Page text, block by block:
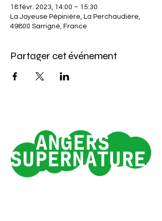
18 févr. 2023, 14:00 – 15:30
La Joyeuse Pépinière, La Perchaudière,
49800 Sarrigné, France
Partager cet événement